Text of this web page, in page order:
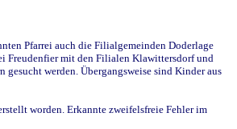
Pfarrei auch die Filialgemeinden Doderlage
Freudenfier mit den Filialen Klawittersdorf und
werden. Übergangsweise sind Kinder aus
worden. Erkannte zweifelsfreie Fehler im